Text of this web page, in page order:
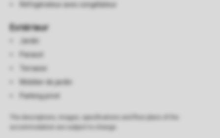
Réfrigérateur avec congélateur
Extérieur
Jardin
Parasol
Terrasse
Mobilier de jardin
Parking privé